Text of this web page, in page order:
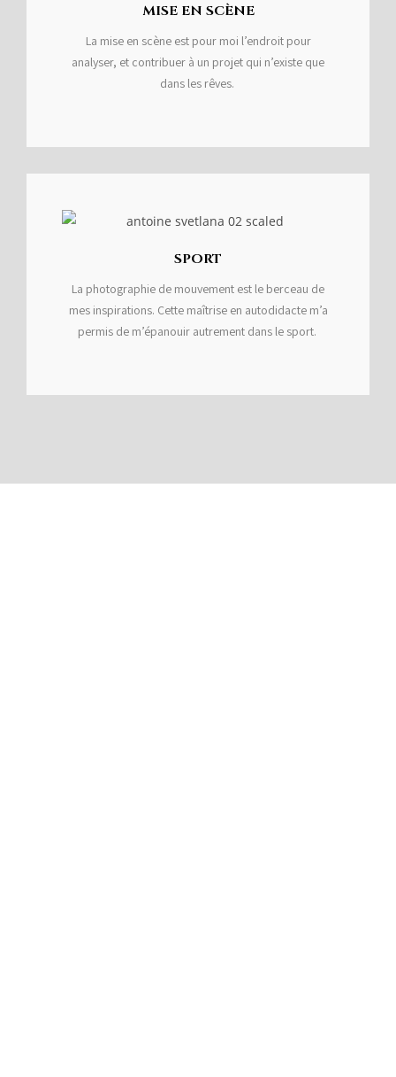
MISE EN SCÈNE
La mise en scène est pour moi l’endroit pour
analyser, et contribuer à un projet qui n’existe que
dans les rêves.
SPORT
La photographie de mouvement est le berceau de
mes inspirations. Cette maîtrise en autodidacte m’a
permis de m’épanouir autrement dans le sport.